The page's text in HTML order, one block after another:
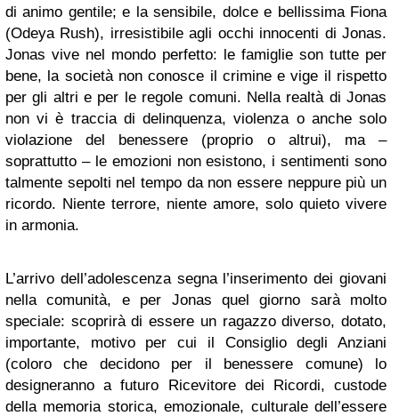
di animo gentile; e la sensibile, dolce e bellissima Fiona
(Odeya Rush), irresistibile agli occhi innocenti di Jonas.
Jonas vive nel mondo perfetto: le famiglie son tutte per
bene, la società non conosce il crimine e vige il rispetto
per gli altri e per le regole comuni. Nella realtà di Jonas
non vi è traccia di delinquenza, violenza o anche solo
violazione del benessere (proprio o altrui), ma –
soprattutto – le emozioni non esistono, i sentimenti sono
talmente sepolti nel tempo da non essere neppure più un
ricordo. Niente terrore, niente amore, solo quieto vivere
in armonia.
L’arrivo dell’adolescenza segna l’inserimento dei giovani
nella comunità, e per Jonas quel giorno sarà molto
speciale: scoprirà di essere un ragazzo diverso, dotato,
importante, motivo per cui il Consiglio degli Anziani
(coloro che decidono per il benessere comune) lo
designeranno a futuro Ricevitore dei Ricordi, custode
della memoria storica, emozionale, culturale dell’essere